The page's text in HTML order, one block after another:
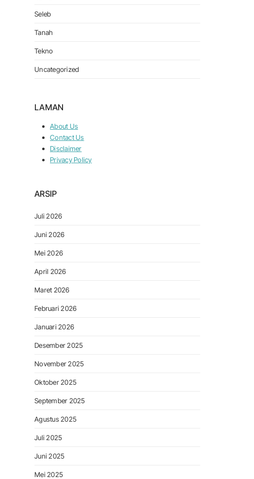
Seleb
Tanah
Tekno
Uncategorized
LAMAN
About Us
Contact Us
Disclaimer
Privacy Policy
ARSIP
Juli 2026
Juni 2026
Mei 2026
April 2026
Maret 2026
Februari 2026
Januari 2026
Desember 2025
November 2025
Oktober 2025
September 2025
Agustus 2025
Juli 2025
Juni 2025
Mei 2025